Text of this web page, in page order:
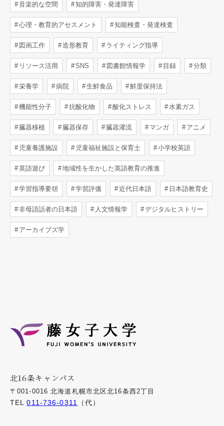
音楽的な空間 知的障害・発達障害
心理・教育的アセスメント 知能検査・発達検査
図画工作 造形教育 ライティング指導
リソース活用 SNS 図書館情報学 目録 分類
栄養学 病院 生鮮食品 鮮度保持法
機能性分子 抗酸化物 酸化ストレス 水素ガス
臓器移植 臓器保存 臓器灌流 マンガ アニメ
児童養護施設 児童福祉施設と保育士 小学校英語
英語遊び 地域性を生かした英語教育の推進
学習指導要領 学習評価 近代日本語 日本語教育史
非母語話者の日本語 人文情報学 デジタルヒストリー
アーカイブズ学
北16条キャンパス
〒001-0016 北海道札幌市北区北16条西2丁目
TEL011-736-0311 （代）